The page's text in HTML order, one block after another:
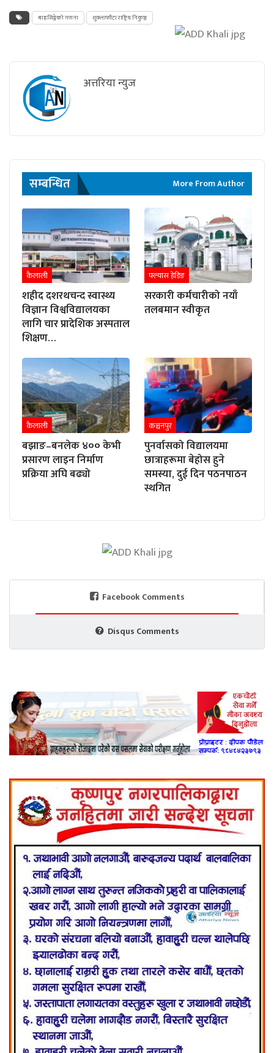
बाह्रसिङ्गेको गणना शुक्लाफाँटा राष्ट्रिय निकुञ्ज
अत्तरिया न्युज
सम्बन्धित More From Author
कैलाली
शहीद दशरथचन्द स्वास्थ्य
विज्ञान विश्वविद्यालयका
लागि चार प्रादेशिक अस्पताल
शिक्षण…
फ्ल्यास हेडिङ
सरकारी कर्मचारीको नयाँ
तलबमान स्वीकृत
कैलाली
बझाङ–बनलेक ४०० केभी
प्रसारण लाइन निर्माण
प्रक्रिया अघि बढ्यो
कञ्चनपुर
पुनर्वासको विद्यालयमा
छात्राहरूमा बेहोस हुने
समस्या, दुई दिन पठनपाठन
स्थगित
Facebook Comments
Disqus Comments